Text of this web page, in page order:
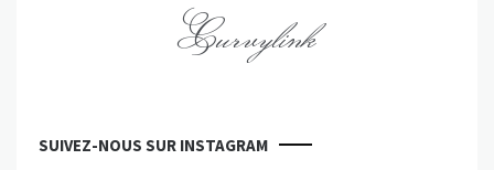
Curvylink
SUIVEZ-NOUS SUR INSTAGRAM